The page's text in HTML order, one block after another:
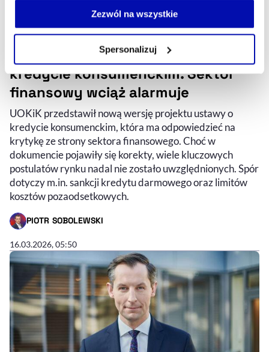
możesz łatwo zarządzać swoimi uprawnieniami, np. we
własnej przeglądarce internetowej lub po wybraniu opcji
naszejPolityce Prywatności
Zezwól na wszystkie
Spersonalizuj
UOKiK poprawił projekt ustawy o
kredycie konsumenckim. Sektor
finansowy wciąż alarmuje
UOKiK przedstawił nową wersję projektu ustawy o
kredycie konsumenckim, która ma odpowiedzieć na
krytykę ze strony sektora finansowego. Choć w
dokumencie pojawiły się korekty, wiele kluczowych
postulatów rynku nadal nie zostało uwzględnionych. Spór
dotyczy m.in. sankcji kredytu darmowego oraz limitów
kosztów pozaodsetkowych.
PIOTR SOBOLEWSKI
- AUTOR ARTYKUŁU - PROFIL
16.03.2026, 05:50